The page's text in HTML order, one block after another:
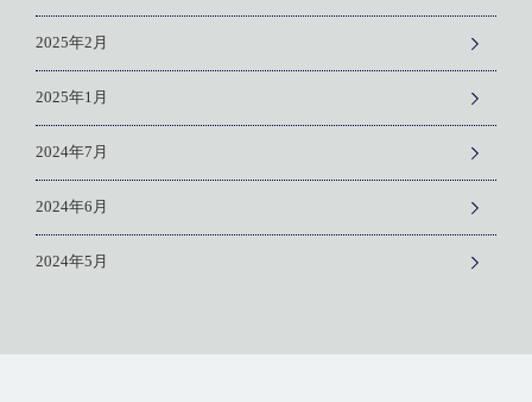
2025年2月
2025年1月
2024年7月
2024年6月
2024年5月